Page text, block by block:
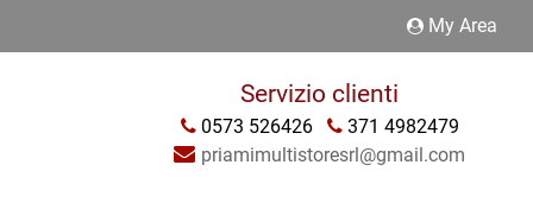
My Area
Servizio clienti
0573 526426
371 4982479
priamimultistoresrl@gmail.com